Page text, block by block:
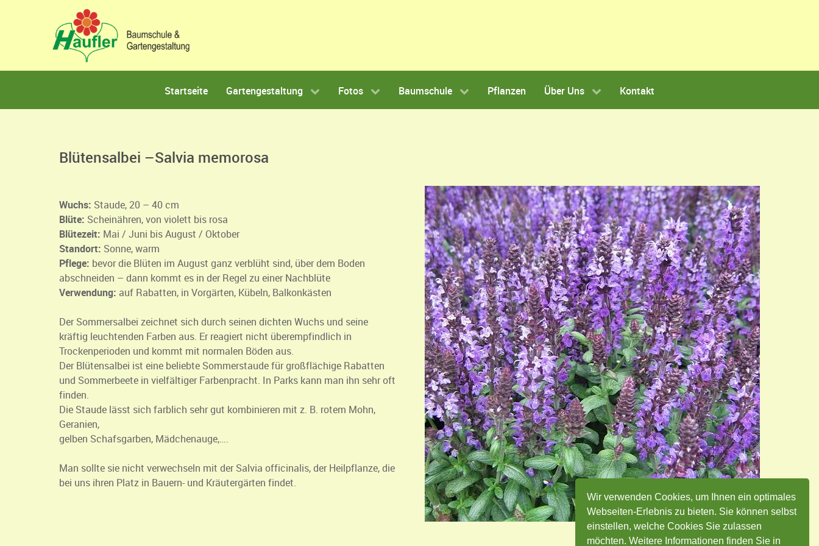
Wir verwenden Cookies, um Ihnen ein optimales
Webseiten-Erlebnis zu bieten. Sie können selbst
einstellen, welche Cookies Sie zulassen
möchten. Weitere Informationen finden Sie in
Startseite Gartengestaltung Fotos Baumschule Pflanzen Über Uns Kontakt
Blütensalbei –Salvia memorosa
Wuchs: Staude, 20 – 40 cm
Blüte: Scheinähren, von violett bis rosa
Blütezeit: Mai / Juni bis August / Oktober
Standort: Sonne, warm
Pflege: bevor die Blüten im August ganz verblüht sind, über dem Boden
abschneiden – dann kommt es in der Regel zu einer Nachblüte
Verwendung: auf Rabatten, in Vorgärten, Kübeln, Balkonkästen
Der Sommersalbei zeichnet sich durch seinen dichten Wuchs und seine
kräftig leuchtenden Farben aus. Er reagiert nicht überempfindlich in
Trockenperioden und kommt mit normalen Böden aus.
Der Blütensalbei ist eine beliebte Sommerstaude für großflächige Rabatten
und Sommerbeete in vielfältiger Farbenpracht. In Parks kann man ihn sehr oft
finden.
Die Staude lässt sich farblich sehr gut kombinieren mit z. B. rotem Mohn,
Geranien,
gelben Schafsgarben, Mädchenauge,….
Man sollte sie nicht verwechseln mit der Salvia officinalis, der Heilpflanze, die
bei uns ihren Platz in Bauern- und Kräutergärten findet.